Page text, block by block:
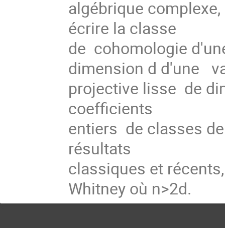
algébrique
écrire la classe
de cohomologie
dimension d d'une
projective lisse de
coefficients
entiers de classes
résultats
classiques et
Whitney où n>2d.